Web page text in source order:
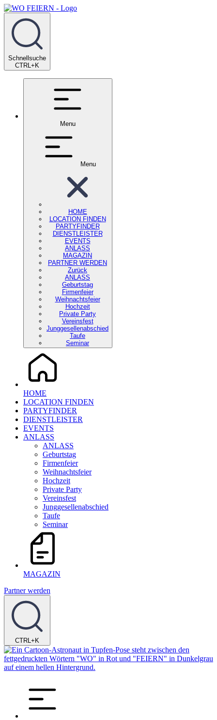
Schnellsuche
CTRL+K
Menu
Menu
HOME
LOCATION FINDEN
PARTYFINDER
DIENSTLEISTER
EVENTS
ANLASS
MAGAZIN
PARTNER WERDEN
Zurück
ANLASS
Geburtstag
Firmenfeier
Weihnachtsfeier
Hochzeit
Private Party
Vereinsfest
Junggesellenabschied
Taufe
Seminar
HOME
LOCATION FINDEN
PARTYFINDER
DIENSTLEISTER
EVENTS
ANLASS
ANLASS
Geburtstag
Firmenfeier
Weihnachtsfeier
Hochzeit
Private Party
Vereinsfest
Junggesellenabschied
Taufe
Seminar
MAGAZIN
Partner werden
CTRL+K